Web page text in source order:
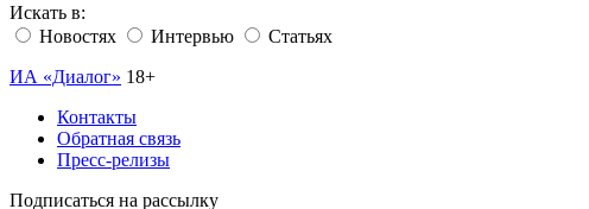
Искать в:
Новостях
Интервью
Статьях
ИА «Диалог» 18+
Контакты
Обратная связь
Пресс-релизы
Подписаться на рассылку